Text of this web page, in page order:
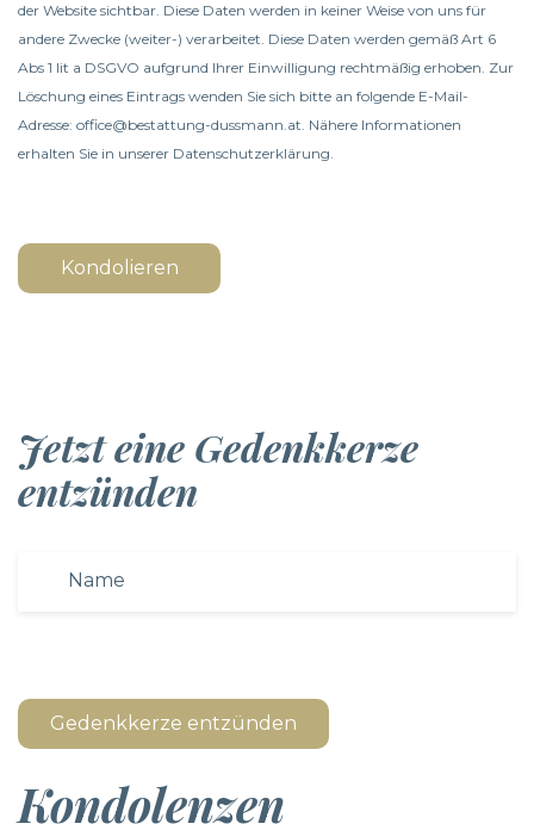
der Website sichtbar. Diese Daten werden in keiner Weise von uns für
andere Zwecke (weiter-) verarbeitet. Diese Daten werden gemäß Art 6
Abs 1 lit a DSGVO aufgrund Ihrer Einwilligung rechtmäßig erhoben. Zur
Löschung eines Eintrags wenden Sie sich bitte an folgende E-Mail-
Adresse: office@bestattung-dussmann.at. Nähere Informationen
erhalten Sie in unserer Datenschutzerklärung
Kondolieren
Jetzt eine Gedenkkerze
entzünden
Gedenkkerze entzünden
Kondolenzen